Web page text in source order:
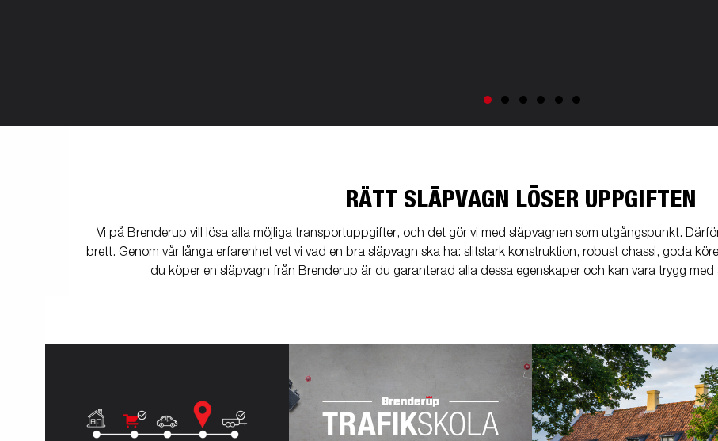
RÄTT SLÄPVAGN LÖSER UPPGIFTEN
Vi på Brenderup vill lösa alla möjliga transportuppgifter, och det gör vi med släpvagnen som utgångspunkt.
brett. Genom vår långa erfarenhet vet vi vad en bra släpvagn ska ha: slitstark konstruktion, robust chassi, goda
du köper en släpvagn från Brenderup är du garanterad alla dessa egenskaper och kan vara trygg